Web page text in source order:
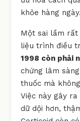
khỏe hàng ngày.
Một sai lầm rất
liệu trình điều
1998 còn phải
chứng lâm
thuốc mà
Việc này gây
dữ dội hơn,